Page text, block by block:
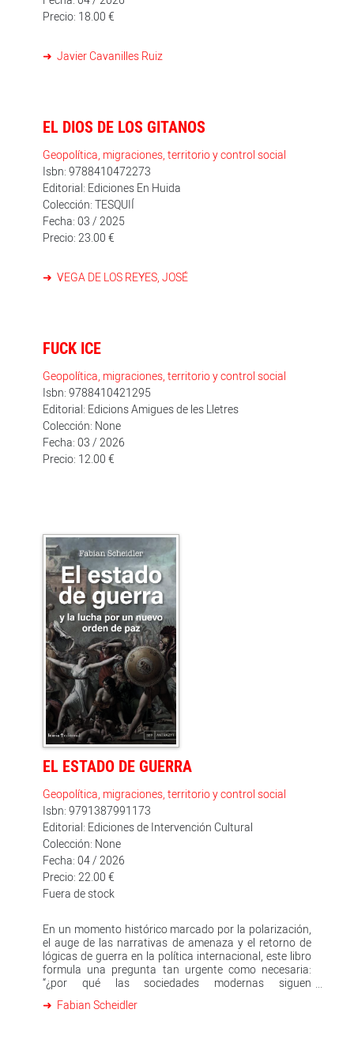
Precio: 18.00 €
Javier Cavanilles Ruiz
EL DIOS DE LOS GITANOS
Geopolítica, migraciones, territorio y control social
Isbn: 9788410472273
Editorial: Ediciones En Huida
Colección: TESQUIÍ
Fecha: 03 / 2025
Precio: 23.00 €
VEGA DE LOS REYES, JOSÉ
FUCK ICE
Geopolítica, migraciones, territorio y control social
Isbn: 9788410421295
Editorial: Edicions Amigues de les Lletres
Colección: None
Fecha: 03 / 2026
Precio: 12.00 €
EL ESTADO DE GUERRA
Geopolítica, migraciones, territorio y control social
Isbn: 9791387991173
Editorial: Ediciones de Intervención Cultural
Colección: None
Fecha: 04 / 2026
Precio: 22.00 €
Fuera de stock
En un momento histórico marcado por la polarización,
el auge de las narrativas de amenaza y el retorno de
lógicas de guerra en la política internacional, este libro
formula una pregunta tan urgente como necesaria:
“¿por qué las sociedades modernas siguen
la paz?” Fabian Scheidler desmantela con rigor y
Fabian Scheidler